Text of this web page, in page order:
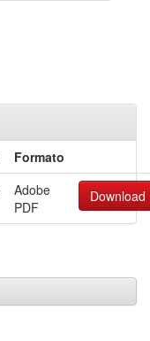
Formato
Adobe
PDF
Download